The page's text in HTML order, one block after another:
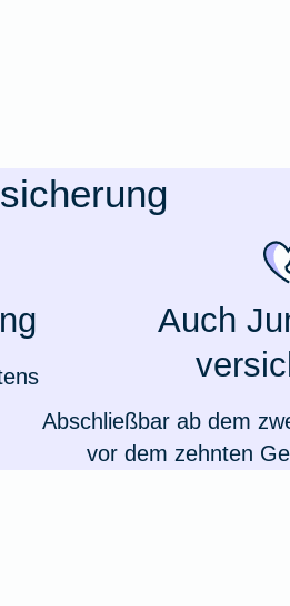
Auch
Abschließbar ab dem
vor dem zehnten